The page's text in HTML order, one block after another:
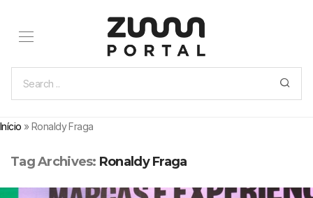
Início »Ronaldy Fraga
Tag Archives: Ronaldy Fraga